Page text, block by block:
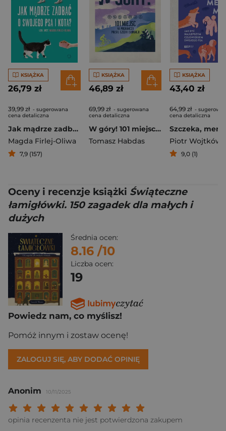
KSIĄŻKA
26,79 zł
39,99 zł - sugerowana
cena detaliczna
Jak mądrze zadbać o swojego psa i kota?
Magda Firlej-Oliwa
7,9 (157)
KSIĄŻKA
46,89 zł
69,99 zł - sugerowana
cena detaliczna
W góry! 101 miejsc na pograniczu Polski, Czech i Słowacji
Tomasz Habdas
KSIĄŻKA
43,40 zł
64,99 zł -
cena detaliczna
Piotr Wojtków
9,0 (1)
Oceny i recenzje książki Świąteczne
łamigłówki. 150 zagadek dla małych i
dużych
Średnia ocen:
8.16 /10
Liczba ocen:
19
Powiedz nam, co myślisz!
Pomóż innym i zostaw ocenę!
ZALOGUJ SIĘ, ABY DODAĆ OPINIĘ
Anonim 10/11/2025
Twoja ocena:
Twoja ocena: Wybitna 9/
Twoja ocena: Rewelacyjna 8/
Twoja ocena: Bardzo dobra 7/10"
Twoja ocena: Dobra 6/10"
Twoja ocena: Przeciętna 5/10"
Twoja ocena: Może być 4/10"
Twoja ocena: Słaba 3/10"
Twoja ocena: Bardzo słaba 2/10"
Twoja ocena: Beznadziejna 1/10"
opinia recenzenta nie jest potwierdzona zakupem